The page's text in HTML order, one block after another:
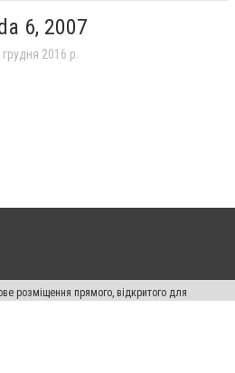
6, 2007
2016 р.
розміщення прямого, відкритого для